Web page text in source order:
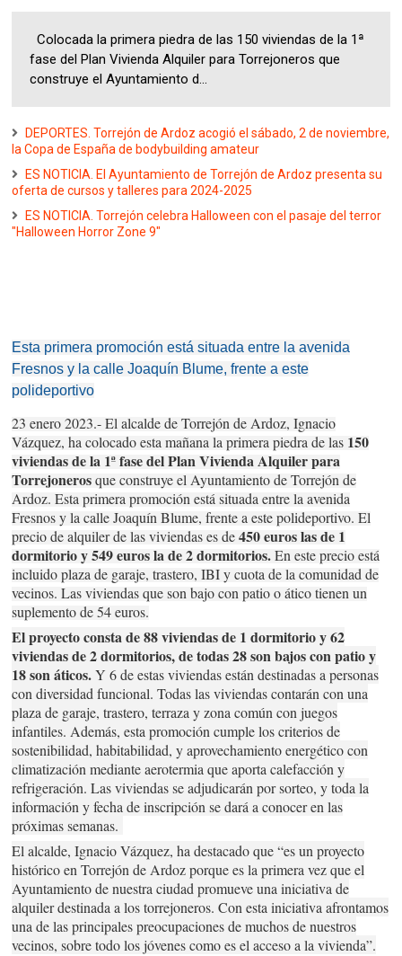
Colocada la primera piedra de las 150 viviendas de la 1ª
fase del Plan Vivienda Alquiler para Torrejoneros que
construye el Ayuntamiento d...
DEPORTES. Torrejón de Ardoz acogió el sábado, 2 de noviembre,
la Copa de España de bodybuilding amateur
ES NOTICIA. El Ayuntamiento de Torrejón de Ardoz presenta su
oferta de cursos y talleres para 2024-2025
ES NOTICIA. Torrejón celebra Halloween con el pasaje del terror
"Halloween Horror Zone 9"
Esta primera promoción está situada entre la avenida
Fresnos y la calle Joaquín Blume, frente a este
polideportivo
23 enero 2023.- El alcalde de Torrejón de Ardoz, Ignacio
Vázquez, ha colocado esta mañana la primera piedra de las 150
viviendas de la 1ª fase del Plan Vivienda Alquiler para
Torrejonerosque construye el Ayuntamiento de Torrejón de
Ardoz. Esta primera promoción está situada entre la avenida
Fresnos y la calle Joaquín Blume, frente a este polideportivo. El
precio de alquiler de las viviendas es de450 euros las de 1
dormitorio y 549 euros la de 2 dormitorios.En este precio está
incluido plaza de garaje, trastero, IBI y cuota de la comunidad de
vecinos. Las viviendas que son bajo con patio o ático tienen un
suplemento de 54 euros.
El proyecto consta de 88 viviendas de 1 dormitorio y 62
viviendas de 2 dormitorios, de todas 28 son bajos con patio y
18 son áticos.Y 6 de estas viviendas están destinadas a personas
con diversidad funcional. Todas las viviendas contarán con una
plaza de garaje, trastero, terraza y zona común con juegos
infantiles. Además, esta promoción cumple los criterios de
sostenibilidad, habitabilidad, y aprovechamiento energético con
climatización mediante aerotermia que aporta calefacción y
refrigeración. Las viviendas se adjudicarán por sorteo, y toda la
información y fecha de inscripción se dará a conocer en las
próximas semanas.
El alcalde, Ignacio Vázquez, ha destacado que “es un proyecto
histórico en Torrejón de Ardoz porque es la primera vez que el
Ayuntamiento de nuestra ciudad promueve una iniciativa de
alquiler destinada a los torrejoneros. Con esta iniciativa afrontamos
una de las principales preocupaciones de muchos de nuestros
vecinos, sobre todo los jóvenes como es el acceso a la vivienda”.